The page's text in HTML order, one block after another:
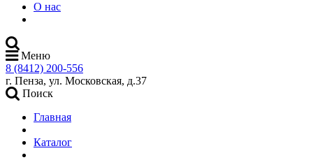
О нас
Меню
8 (8412) 200-556
г. Пенза, ул. Московская, д.37
Поиск
Главная
Каталог